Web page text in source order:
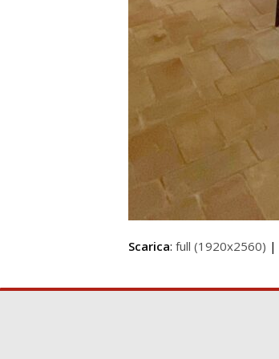
Scarica: full (1920x2560) |